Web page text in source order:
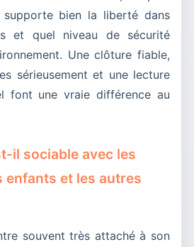
supporte bien la liberté dans
et quel niveau de sécurité
Une clôture fiable,
sérieusement et une lecture
font une vraie différence au
il sociable avec les
enfants et les autres
souvent très attaché à son